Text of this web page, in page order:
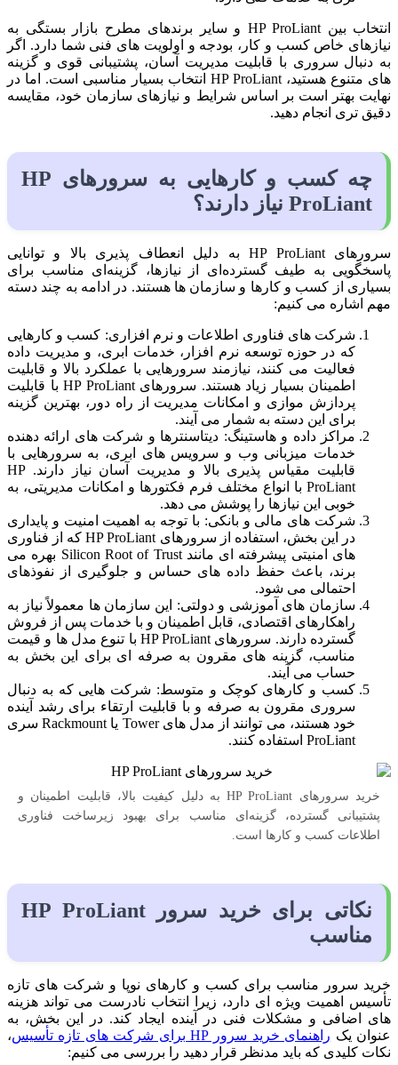
انتخاب بین HP ProLiant و سایر برندهای مطرح بازار بستگی به
نیازهای خاص کسب‌ و کار، بودجه و اولویت‌ های فنی شما دارد. اگر
به دنبال سروری با قابلیت مدیریت آسان، پشتیبانی قوی و گزینه‌
های متنوع هستید، HP ProLiant انتخاب بسیار مناسبی است. اما در
نهایت بهتر است بر اساس شرایط و نیازهای سازمان خود، مقایسه
دقیق‌ تری انجام دهید.
چه کسب‌ و کارهایی به سرورهای HP
ProLiant نیاز دارند؟
سرورهای HP ProLiant به دلیل انعطاف‌ پذیری بالا و توانایی
پاسخگویی به طیف گسترده‌ای از نیازها، گزینه‌ای مناسب برای
بسیاری از کسب‌ و کارها و سازمان‌ ها هستند. در ادامه به چند دسته
مهم اشاره می‌ کنیم:
شرکت‌ های فناوری اطلاعات و نرم‌ افزاری: کسب‌ و کارهایی
که در حوزه توسعه نرم‌ افزار، خدمات ابری، و مدیریت داده
فعالیت می‌ کنند، نیازمند سرورهایی با عملکرد بالا و قابلیت
اطمینان بسیار زیاد هستند. سرورهای HP ProLiant با قابلیت
پردازش موازی و امکانات مدیریت از راه دور، بهترین گزینه
برای این دسته به شمار می‌ آیند.
مراکز داده و هاستینگ: دیتاسنترها و شرکت‌ های ارائه‌ دهنده
خدمات میزبانی وب و سرویس‌ های ابری، به سرورهایی با
قابلیت مقیاس‌ پذیری بالا و مدیریت آسان نیاز دارند. HP
ProLiant با انواع مختلف فرم‌ فکتورها و امکانات مدیریتی، به
خوبی این نیازها را پوشش می‌ دهد.
شرکت‌ های مالی و بانکی: با توجه به اهمیت امنیت و پایداری
در این بخش، استفاده از سرورهای HP ProLiant که از فناوری‌
های امنیتی پیشرفته‌ ای مانند Silicon Root of Trust بهره می‌
برند، باعث حفظ داده‌ های حساس و جلوگیری از نفوذهای
احتمالی می‌ شود.
سازمان‌ های آموزشی و دولتی: این سازمان‌ ها معمولاً نیاز به
راهکارهای اقتصادی، قابل اطمینان و با خدمات پس از فروش
گسترده دارند. سرورهای HP ProLiant با تنوع مدل‌ ها و قیمت
مناسب، گزینه‌ های مقرون به صرفه‌ ای برای این بخش به
حساب می‌ آیند.
کسب‌ و کارهای کوچک و متوسط: شرکت‌ هایی که به دنبال
سروری مقرون به صرفه و با قابلیت ارتقاء برای رشد آینده
خود هستند، می‌ توانند از مدل‌ های Tower یا Rackmount سری
ProLiant استفاده کنند.
خرید سرورهای HP ProLiant به دلیل کیفیت بالا، قابلیت اطمینان و
پشتیبانی گسترده، گزینه‌ای مناسب برای بهبود زیرساخت فناوری
اطلاعات کسب‌ و کارها است.
نکاتی برای خرید سرور HP ProLiant
مناسب
خرید سرور مناسب برای کسب‌ و کارهای نوپا و شرکت‌ های تازه‌
تأسیس اهمیت ویژه‌ ای دارد، زیرا انتخاب نادرست می‌ تواند هزینه‌
های اضافی و مشکلات فنی در آینده ایجاد کند. در این بخش، به‌
عنوان یک راهنمای خرید سرور HP برای شرکت‌ های تازه‌ تأسیس
،
نکات کلیدی که باید مدنظر قرار دهید را بررسی می‌ کنیم: